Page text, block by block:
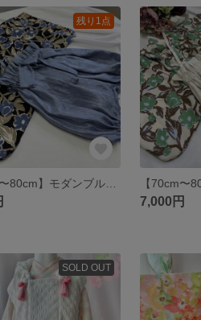
残り1点
7,000円
SOLD OUT